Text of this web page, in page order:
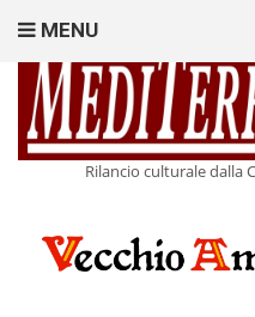
Rilancio culturale dalla
MENU